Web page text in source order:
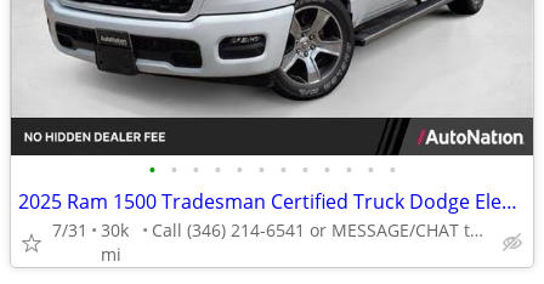
• • • • • • • • • • • •
2025 Ram 1500 Tradesman Certified Truck Dodge Electric Crew cab AUTONATION
7/31
30k
mi
Call (346) 214-6541 or MESSAGE/CHAT to confirm availability